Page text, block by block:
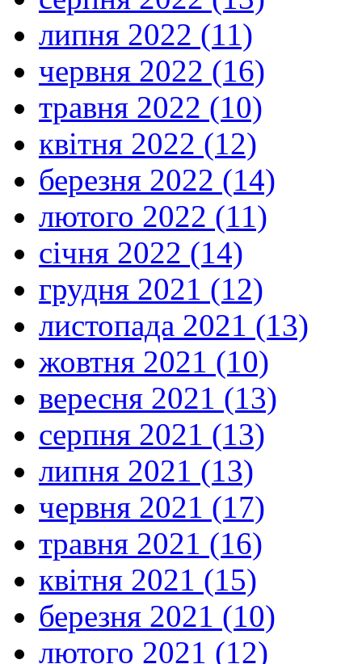
липня 2022 (11)
червня 2022 (16)
травня 2022 (10)
квітня 2022 (12)
березня 2022 (14)
лютого 2022 (11)
січня 2022 (14)
грудня 2021 (12)
листопада 2021 (13)
жовтня 2021 (10)
вересня 2021 (13)
серпня 2021 (13)
липня 2021 (13)
червня 2021 (17)
травня 2021 (16)
квітня 2021 (15)
березня 2021 (10)
лютого 2021 (12)